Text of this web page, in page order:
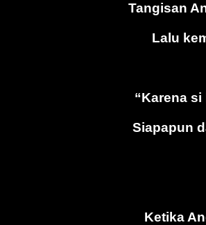
Tangisan
Lalu
“Karena
Siapapun
Ketika